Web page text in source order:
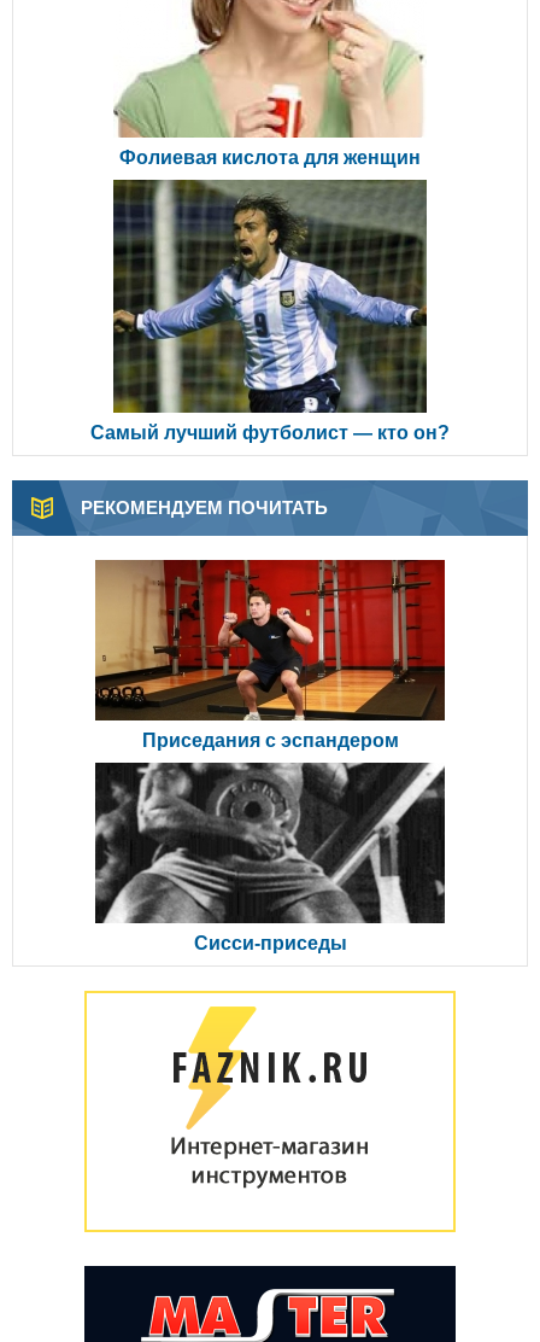
Фолиевая кислота для женщин
Самый лучший футболист — кто он?
РЕКОМЕНДУЕМ ПОЧИТАТЬ
Приседания с эспандером
Сисси-приседы